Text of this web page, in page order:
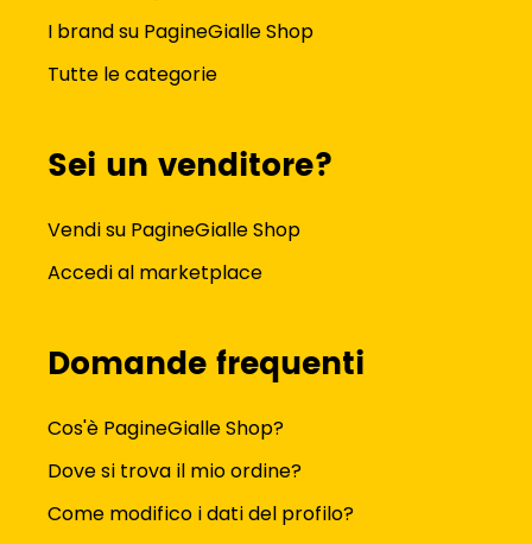
I brand su PagineGialle Shop
Tutte le categorie
Sei un venditore?
Vendi su PagineGialle Shop
Accedi al marketplace
Domande frequenti
Cos'è PagineGialle Shop?
Dove si trova il mio ordine?
Come modifico i dati del profilo?